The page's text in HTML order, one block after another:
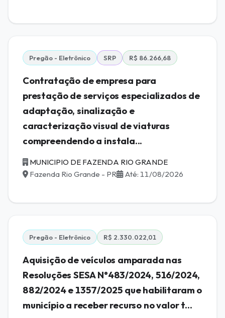
Pregão - Eletrônico SRP R$ 86.266,68
Contratação de empresa para
prestação de serviços especializados de
adaptação, sinalização e
caracterização visual de viaturas
compreendendo a instala...
MUNICIPIO DE FAZENDA RIO GRANDE
Fazenda Rio Grande - PR
Até: 11/08/2026
Pregão - Eletrônico R$ 2.330.022,01
Aquisição de veículos amparada nas
Resoluções SESA N°483/2024, 516/2024,
882/2024 e 1357/2025 que habilitaram o
município a receber recurso no valor t...